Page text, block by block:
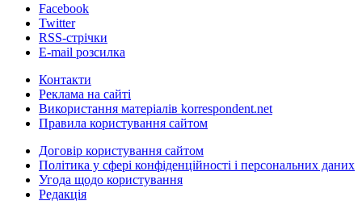
Facebook
Twitter
RSS-стрічки
E-mail розсилка
Контакти
Реклама на сайті
Використання матеріалів korrespondent.net
Правила користування сайтом
Договір користування сайтом
Політика у сфері конфіденційності і персональних даних
Угода щодо користування
Редакція